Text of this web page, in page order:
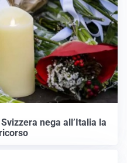
nega all’Italia la